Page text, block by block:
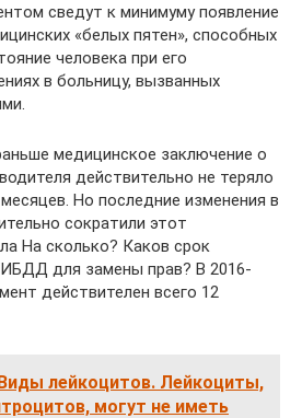
сведут к минимуму появление
«белых пятен», способных
человека при его
в больницу, вызванных
медицинское заключение о
действительно не теряло
Но последние изменения в
сократили этот
На сколько? Каков срок
для замены прав? В 2016-
действителен всего 12
лейкоцитов. Лейкоциты,
могут не иметь